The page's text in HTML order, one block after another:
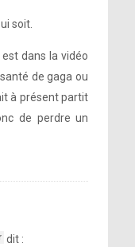
soit.
dans la vidéo
de gaga ou
à présent partit
de perdre un
dit :